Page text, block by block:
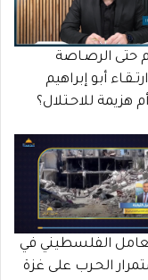
حتى الرصـاصة
أبو إبراهيم
هزيمة للاحـتلال؟
الفلسطيني في
الحـرب على غزة